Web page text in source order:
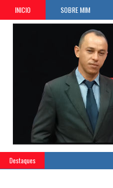
INICIO SOBRE MIM
Destaques